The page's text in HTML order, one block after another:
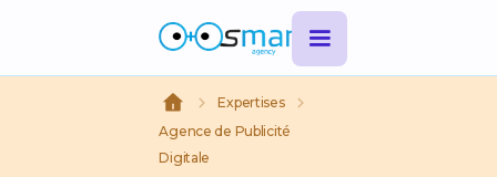
Expertises
Agence de Publicité
Digitale